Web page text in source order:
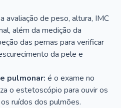
avaliação de peso, altura, IMC
além da medição da
das pernas para verificar
da pele e
pulmonar: é o exame no
o estetoscópio para ouvir os
ruídos dos pulmões.